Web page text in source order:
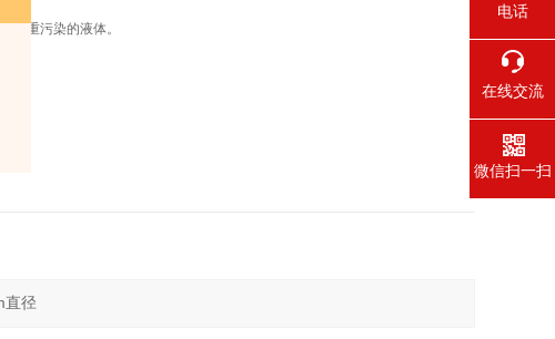
严重污染的液体。
电话
在线交流
微信扫一扫